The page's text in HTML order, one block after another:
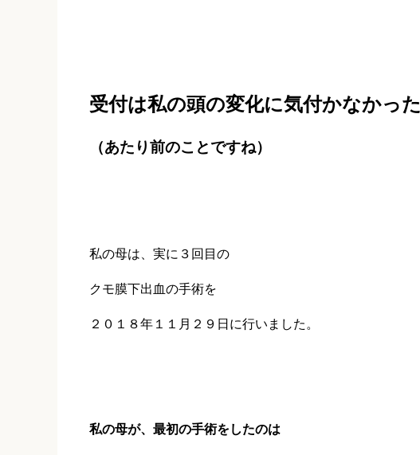
受付は私の頭の変化に気付かなかった
（あたり前のことですね）
私の母は、実に３回目の
クモ膜下出血の手術を
２０１８年１１月２９日に行いました。
私の母が、最初の手術をしたのは